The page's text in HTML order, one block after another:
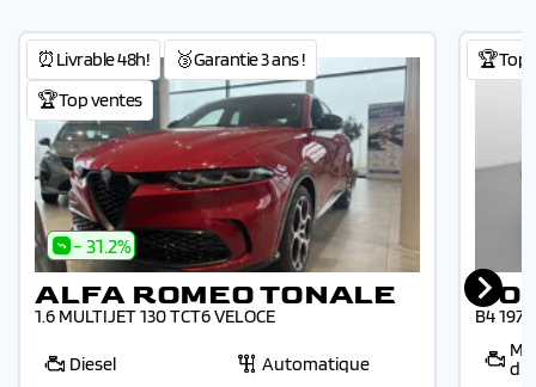
⏰Livrable 48h!
🥉Garantie 3 ans !
🏆Top ventes
- 31.2%
ALFA ROMEO TONALE
1.6 MULTIJET 130 TCT6 VELOCE
Diesel
Automatique
🏆Top
B4 197